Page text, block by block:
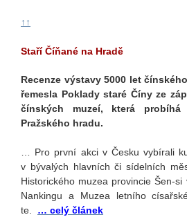
↑↑
Staří Číňané na Hradě
Recenze výstavy 5000 let
řemesla Poklady staré Číny ze
čínských muzeí, která
Pražského hradu.
… Pro první akci v Česku vybírali
v bývalých hlavních či sídelních
Historického muzea provincie Šen-
Nankingu a Muzea letního
te.
… celý článek